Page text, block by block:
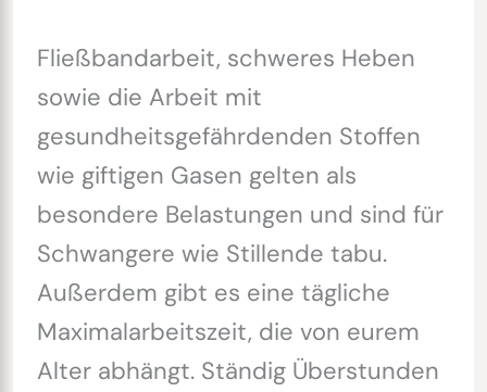
Fließbandarbeit, schweres Heben
sowie die Arbeit mit
gesundheitsgefährdenden Stoffen
wie giftigen Gasen gelten als
besondere Belastungen und sind für
Schwangere wie Stillende tabu.
Außerdem gibt es eine tägliche
Maximalarbeitszeit, die von eurem
Alter abhängt. Ständig Überstunden